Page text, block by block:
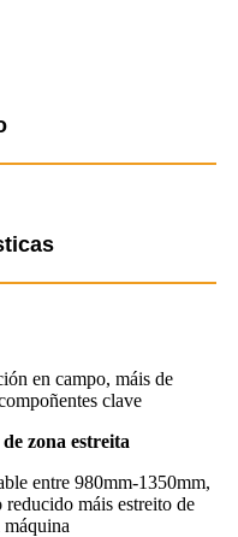
en campo, máis de
clave
zona estreita
entre 980mm-1350mm,
reducido máis estreito de
máquina